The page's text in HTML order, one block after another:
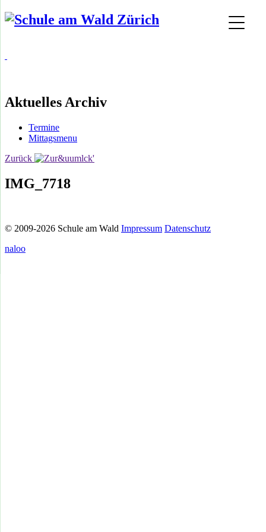
Aktuelles Archiv
Termine
Mittagsmenu
Zurück
IMG_7718
© 2009-2026 Schule am Wald Impressum Datenschutz
naloo